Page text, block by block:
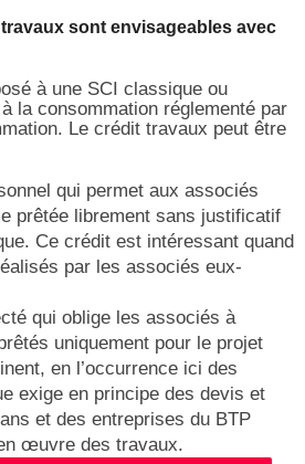
sont envisageables avec
à une SCI classique ou
la consommation réglementé par
Le crédit travaux peut être
qui permet aux associés
prêtée librement sans justificatif
Ce crédit est intéressant quand
par les associés eux-
qui oblige les associés à
uniquement pour le projet
en l’occurrence ici des
exige en principe des devis et
et des entreprises du BTP
œuvre des travaux.